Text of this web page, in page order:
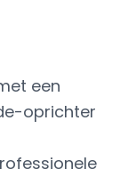
een
oprichter